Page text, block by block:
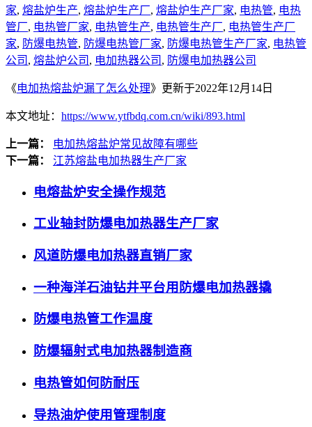
家, 熔盐炉生产, 熔盐炉生产厂, 熔盐炉生产厂家, 电热管, 电热
管厂, 电热管厂家, 电热管生产, 电热管生产厂, 电热管生产厂
家, 防爆电热管, 防爆电热管厂家, 防爆电热管生产厂家, 电热管
公司 , 熔盐炉公司 , 电加热器公司 , 防爆电加热器公司
《电加热熔盐炉漏了怎么处理》更新于2022年12月14日
本文地址： https://www.ytfbdq.com.cn/wiki/893.html
上一篇：
电加热熔盐炉常见故障有哪些
下一篇：
江苏熔盐电加热器生产厂家
电熔盐炉安全操作规范
工业轴封防爆电加热器生产厂家
风道防爆电加热器直销厂家
一种海洋石油钻井平台用防爆电加热器撬
防爆电热管工作温度
防爆辐射式电加热器制造商
电热管如何防耐压
导热油炉使用管理制度